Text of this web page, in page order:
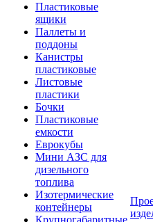
Пластиковые
ящики
Паллеты и
поддоны
Канистры
пластиковые
Листовые
пластики
Бочки
Пластиковые
емкости
Еврокубы
Мини АЗС для
дизельного
топлива
Изотермические
контейнеры
Крупногабаритные